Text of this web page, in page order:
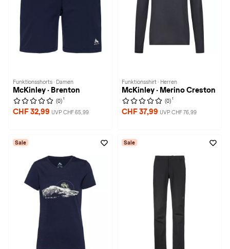
Funktionsshorts · Damen
McKinley · Brenton
(0) 1
CHF 32,99 UVP CHF 65,99
Funktionsshirt · Herren
McKinley · Merino Creston
(0) 1
CHF 37,99 UVP CHF 76,99
Sale Sale